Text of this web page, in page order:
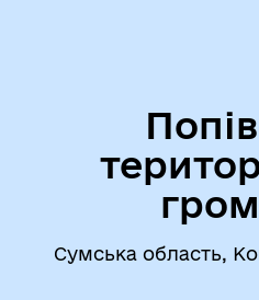
Сумська область,